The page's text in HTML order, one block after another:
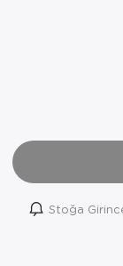
Stoğa